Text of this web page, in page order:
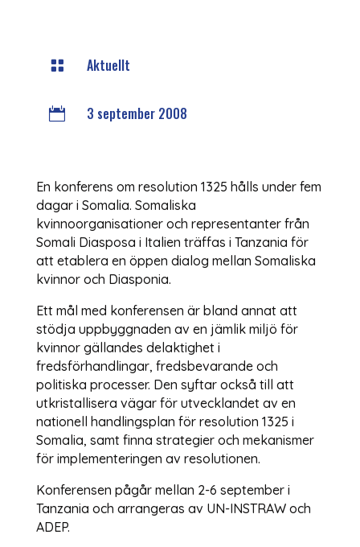
 Aktuellt
 3 september 2008
En konferens om resolution 1325 hålls under fem
dagar i Somalia. Somaliska
kvinnoorganisationer och representanter från
Somali Diasposa i Italien träffas i Tanzania för
att etablera en öppen dialog mellan Somaliska
kvinnor och Diasponia.
Ett mål med konferensen är bland annat att
stödja uppbyggnaden av en jämlik miljö för
kvinnor gällandes delaktighet i
fredsförhandlingar, fredsbevarande och
politiska processer. Den syftar också till att
utkristallisera vägar för utvecklandet av en
nationell handlingsplan för resolution 1325 i
Somalia, samt finna strategier och mekanismer
för implementeringen av resolutionen.
Konferensen pågår mellan 2-6 september i
Tanzania och arrangeras av UN-INSTRAW och
ADEP.